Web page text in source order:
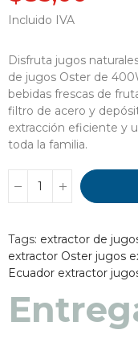
Incluido IVA
Disfruta jugos
de jugos Oster de
bebidas frescas de
filtro de acero y
extracción eficiente y
toda la familia.
Tags: extractor de
extractor Oster jugos
Ecuador extractor